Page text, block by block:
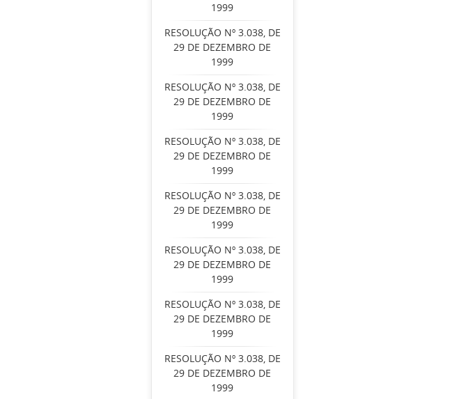
1999
RESOLUÇÃO Nº 3.038, DE
29 DE DEZEMBRO DE
1999
RESOLUÇÃO Nº 3.038, DE
29 DE DEZEMBRO DE
1999
RESOLUÇÃO Nº 3.038, DE
29 DE DEZEMBRO DE
1999
RESOLUÇÃO Nº 3.038, DE
29 DE DEZEMBRO DE
1999
RESOLUÇÃO Nº 3.038, DE
29 DE DEZEMBRO DE
1999
RESOLUÇÃO Nº 3.038, DE
29 DE DEZEMBRO DE
1999
RESOLUÇÃO Nº 3.038, DE
29 DE DEZEMBRO DE
1999